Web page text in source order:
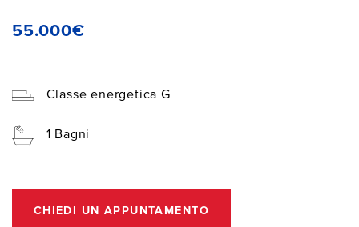
55.000€
Classe energetica G
1 Bagni
CHIEDI UN APPUNTAMENTO